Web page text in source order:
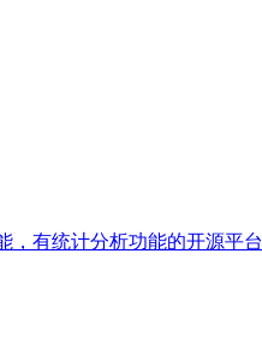
，有统计分析功能的开源平台